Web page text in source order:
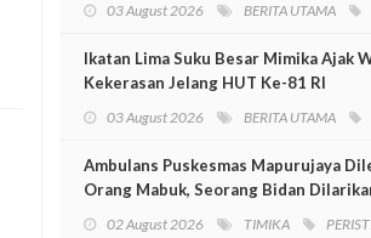
03 August 2026 BERITA UTAMA
Ikatan Lima Suku Besar Mimika Ajak
Kekerasan Jelang HUT Ke-81 RI
03 August 2026 BERITA UTAMA
Ambulans Puskesmas Mapurujaya
Orang Mabuk, Seorang Bidan
02 August 2026 TIMIKA